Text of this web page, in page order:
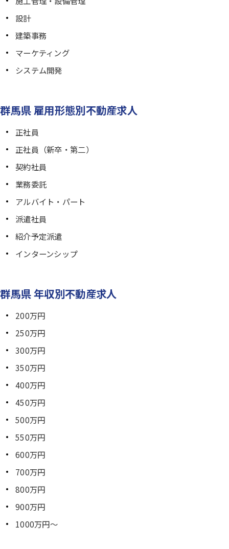
設計
建築事務
マーケティング
システム開発
群馬県 雇用形態別不動産求人
正社員
正社員（新卒・第二）
契約社員
業務委託
アルバイト・パート
派遣社員
紹介予定派遣
インターンシップ
群馬県 年収別不動産求人
200万円
250万円
300万円
350万円
400万円
450万円
500万円
550万円
600万円
700万円
800万円
900万円
1000万円～